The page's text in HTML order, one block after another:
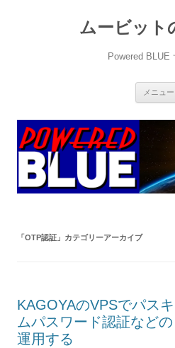
ムービット
Powered BLUE
メニュー
「OTP認証 」カテゴリーアーカイブ
KAGOYAのVPSでパス
ムパスワード認証など
運用する